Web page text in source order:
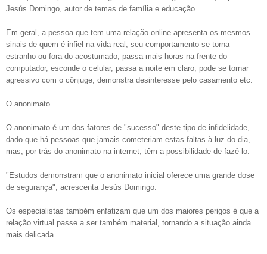
Jesús Domingo, autor de temas de família e educação.
Em geral, a pessoa que tem uma relação online apresenta os mesmos
sinais de quem é infiel na vida real; seu comportamento se torna
estranho ou fora do acostumado, passa mais horas na frente do
computador, esconde o celular, passa a noite em claro, pode se tornar
agressivo com o cônjuge, demonstra desinteresse pelo casamento etc.
O anonimato
O anonimato é um dos fatores de "sucesso" deste tipo de infidelidade,
dado que há pessoas que jamais cometeriam estas faltas à luz do dia,
mas, por trás do anonimato na internet, têm a possibilidade de fazê-lo.
"Estudos demonstram que o anonimato inicial oferece uma grande dose
de segurança", acrescenta Jesús Domingo.
Os especialistas também enfatizam que um dos maiores perigos é que a
relação virtual passe a ser também material, tornando a situação ainda
mais delicada.